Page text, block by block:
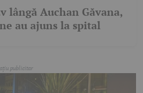
lângă Auchan Găvana,
au ajuns la spital